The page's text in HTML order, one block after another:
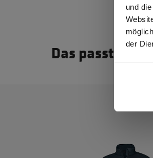
und
der
Das passt dazu